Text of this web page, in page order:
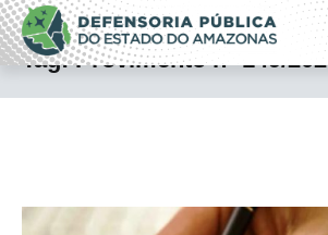
Pular
para
o
conteúdo
Defensoria Pública do
Amazonas
Tag:Provimento nº 149/